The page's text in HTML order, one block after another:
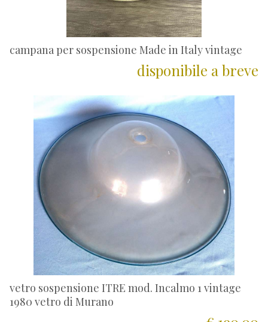
campana per sospensione Made in Italy vintage
disponibile a breve
vetro sospensione ITRE mod. Incalmo 1 vintage
1980 vetro di Murano